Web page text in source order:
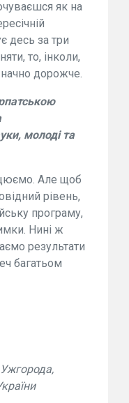
як на
десь за три
то, інколи,
дорожче.
молоді та
Але щоб
рівень,
програму,
Нині ж
результати
багатьом